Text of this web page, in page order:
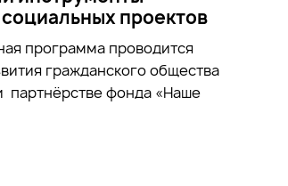
проектов
программа проводится
гражданского общества
партнёрстве фонда «Наше